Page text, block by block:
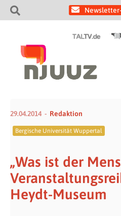
29.04.2014 Redaktion
Bergische Universität Wuppertal
„Was ist der
Heydt-Museum